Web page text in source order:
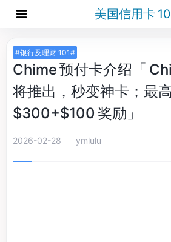
美国信用卡
#银行及理财 101#
Chime 预付卡介绍「
将推出，秒变神卡；最
$300+$100 奖励」
2026-02-28 ymlulu